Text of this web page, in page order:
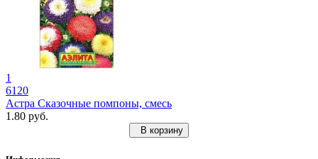
1
6120
Астра Сказочные помпоны, смесь
1.80 руб.
В корзину